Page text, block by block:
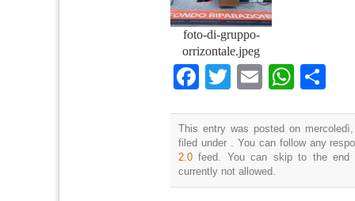
foto-di-gruppo-
orrizontale.jpeg
Facebook
TwitterEmail
This entry was posted on
filed under . You can follow any
2.0 feed. You can skip to the end
currently not allowed.